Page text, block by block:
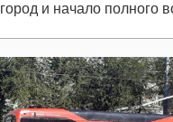
город и начало полного